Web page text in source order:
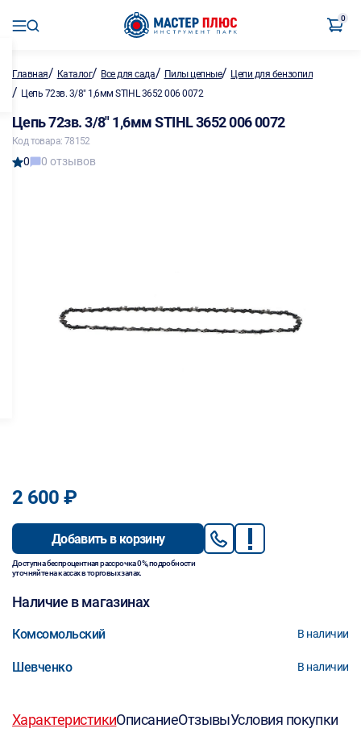
0
Главная/ Каталог/ Все для сада/ Пилы цепные/ Цепи для бензопил
/ Цепь 72зв. 3/8" 1,6мм STIHL 3652 006 0072
Цепь 72зв. 3/8" 1,6мм STIHL 3652 006 0072
Код товара: 78152
0 0 отзывов
2 600 ₽
Добавить в корзину
Доступна беспроцентная рассрочка 0%, подробности
уточняйте на кассах в торговых залах.
Наличие в магазинах
Комсомольский В наличии
Шевченко В наличии
ХарактеристикиОписаниеОтзывыУсловия покупки